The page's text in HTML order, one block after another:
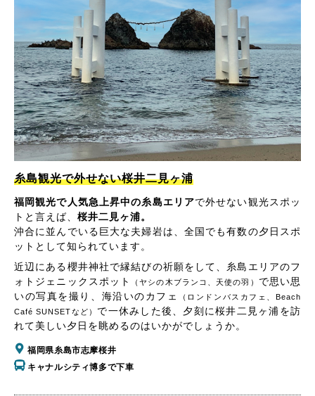
糸島観光で外せない桜井二見ヶ浦
福岡観光で人気急上昇中の糸島エリアで外せない観光スポッ
トと言えば、 桜井二見ヶ浦。
沖合に並んでいる巨大な夫婦岩は、全国でも有数の夕日スポ
ットとして知られています。
近辺にある櫻井神社で縁結びの祈願をして、糸島エリアのフ
ォトジェニックスポット
（ヤシの木ブランコ、天使の羽）
で思い思
いの写真を撮り、海沿いのカフェ
（ロンドンバスカフェ、Beach
Café SUNSETなど） で一休みした後、夕刻に桜井二見ヶ浦を訪
れて美しい夕日を眺めるのはいかがでしょうか。
福岡県糸島市志摩桜井
キャナルシティ博多で下車